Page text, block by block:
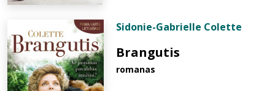
Sidonie-Gabrielle Colette
Brangutis
romanas